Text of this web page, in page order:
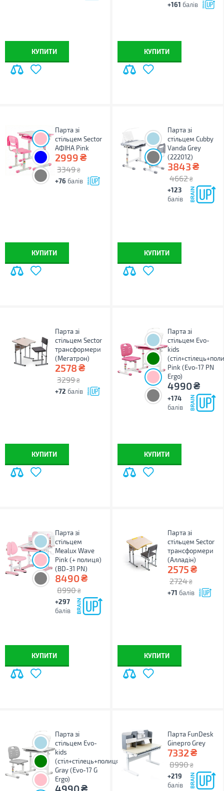
КУПИТИ
+161 балів
КУПИТИ
Парта зі
стільцем Sector
АФІНА Pink
2999₴
3349 ₴
+76 балів
КУПИТИ
Парта зі
стільцем Cubby
Vanda Grey
(222012)
3843₴
4662 ₴
+123
балів
КУПИТИ
Парта зі
стільцем Sector
трансформери
(Мегатрон)
2578₴
3299 ₴
+72 балів
КУПИТИ
Парта зі
стільцем Evo-
kids
Pink (Evo-17 PN
Ergo)
4990₴
+174
балів
КУПИТИ
Парта зі
стільцем
Mealux Wave
Pink (+ полиця)
(BD-31 PN)
8490₴
8990 ₴
+297
балів
КУПИТИ
Парта зі
стільцем Sector
трансформери
(Алладін)
2575₴
2724 ₴
+71 балів
КУПИТИ
Парта зі
стільцем Evo-
kids
(стіл+стілець+полиця+лампа)
Gray (Evo-17 G
Ergo)
4990₴
Парта FunDesk
Ginepro Grey
7332₴
8990 ₴
+219
балів